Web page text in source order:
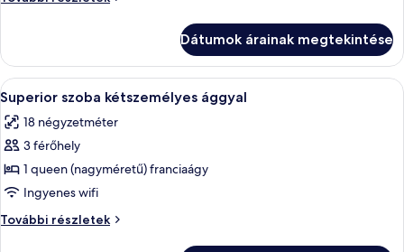
szoba
Dátumok árainak megtekintése
A
következő
szoba
összes
képének
megtekintése:
Superior
szoba
Egy szállodai szoba, amelyben
4
Superior szoba kétszemélyes ággyal
18 négyzetméter
3 férőhely
1 queen (nagyméretű) franciaágy
Ingyenes wifi
További részletek
Superior